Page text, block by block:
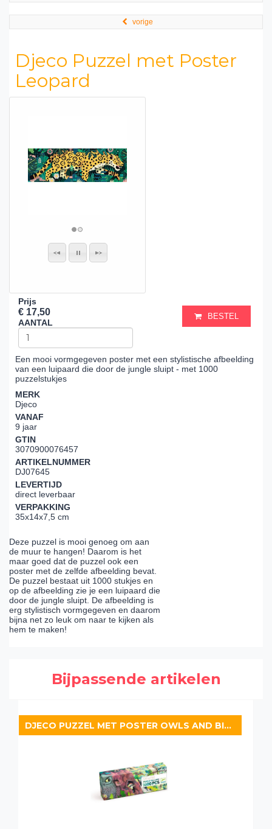
vorige
Djeco Puzzel met Poster
Leopard
Prijs
€ 17,50
AANTAL
BESTEL
Een mooi vormgegeven poster met een stylistische afbeelding
van een luipaard die door de jungle sluipt - met 1000
puzzelstukjes
MERK
Djeco
VANAF
9 jaar
GTIN
3070900076457
ARTIKELNUMMER
DJ07645
LEVERTIJD
direct leverbaar
VERPAKKING
35x14x7,5 cm
Deze puzzel is mooi genoeg om aan
de muur te hangen! Daarom is het
maar goed dat de puzzel ook een
poster met de zelfde afbeelding bevat.
De puzzel bestaat uit 1000 stukjes en
op de afbeelding zie je een luipaard die
door de jungle sluipt. De afbeelding is
erg stylistisch vormgegeven en daarom
bijna net zo leuk om naar te kijken als
hem te maken!
Bijpassende artikelen
DJECO PUZZEL MET POSTER OWLS AND BIRDS